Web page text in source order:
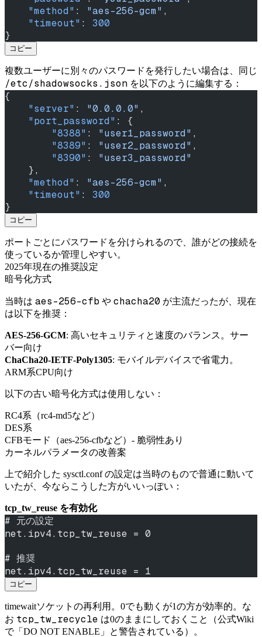
    "method"
: "aes-256-gcm" ,
    "timeout"
: 300
}
コピー
複数ユーザーに別々のパスワードを発行したい場合は、同じ
/etc/shadowsocks.json を以下のように編集する：
{
    "server"
: "0.0.0.0" ,
    "port_password"
: {
        "8388"
: "user1_password" ,
        "8389"
: "user2_password" ,
        "8390"
: "user3_password"
    },
    "method"
: "aes-256-gcm" ,
    "timeout"
: 300
}
コピー
ポートごとにパスワードを分けられるので、誰がどの接続を
使っているか管理しやすい。
2025年現在の推奨設定
暗号化方式
当時は aes-256-cfb や chacha20 が主流だったが、現在
は以下を推奨：
AES-256-GCM: 高いセキュリティと速度のバランス。サー
バー向け
ChaCha20-IETF-Poly1305: モバイルデバイスで省電力。
ARM系CPU向け
以下の古い暗号化方式は使用しない：
RC4系（rc4-md5など）
DES系
CFBモード（aes-256-cfbなど）- 脆弱性あり
カーネルパラメータの改善案
上で紹介した sysctl.conf の設定は当時のもので普通に動いて
いたが、今ならこうした方がいいっぽい：
tcp_tw_reuse を有効化
# 元の設定
net.ipv4.tcp_tw_reuse = 0
# 推奨
net.ipv4.tcp_tw_reuse = 1
コピー
timewaitソケットの再利用。0でも動くが1の方が効率的。な
お tcp_tw_recycle は0のままにしておくこと（公式Wiki
で「DO NOT ENABLE」と警告されている）。